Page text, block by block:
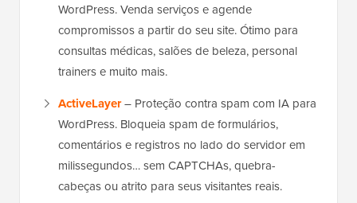
WordPress. Venda serviços e agende
compromissos a partir do seu site. Ótimo para
consultas médicas, salões de beleza, personal
trainers e muito mais.
ActiveLayer– Proteção contra spam com IA para
WordPress. Bloqueia spam de formulários,
comentários e registros no lado do servidor em
milissegundos… sem CAPTCHAs, quebra-
cabeças ou atrito para seus visitantes reais.